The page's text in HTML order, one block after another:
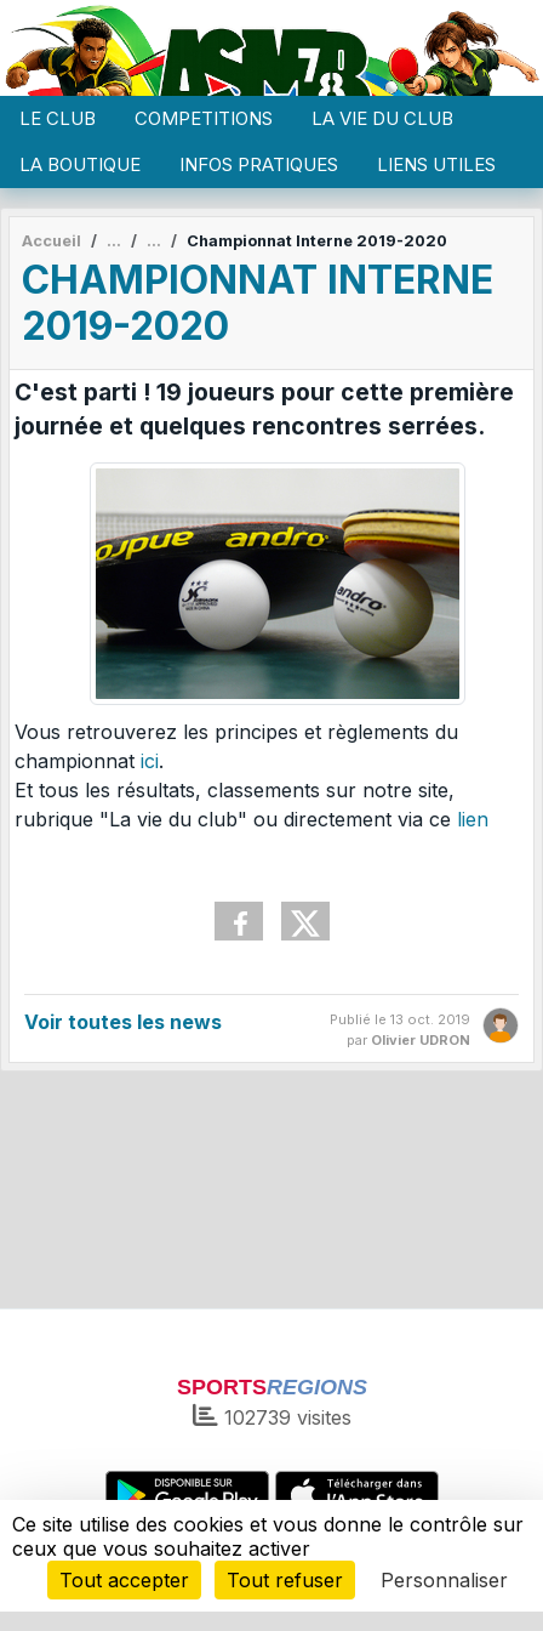
LE CLUB COMPETITIONS
LA VIE DU CLUB
LA BOUTIQUE
INFOS PRATIQUES LIENS UTILES
Accueil Championnat Interne 2019-2020
CHAMPIONNAT INTERNE
2019-2020
C'est parti ! 19 joueurs pour cette première
journée et quelques rencontres serrées.
Vous retrouverez les principes et règlements du
championnat ici.
Et tous les résultats, classements sur notre site,
rubrique "La vie du club" ou directement via ce lien
Voir toutes les news Publié le 13 oct. 2019
par Olivier UDRON
SPORTSREGIONS
102739 visites
Charte cookies
Gestion des cookies
Informations légales
Signaler un contenu inapproprié
Envie de participer ? Connexion
Panneau de gestion des cookies
Ce site utilise des cookies et vous donne le contrôle sur
ceux que vous souhaitez activer
Tout accepter
Tout refuser Personnaliser